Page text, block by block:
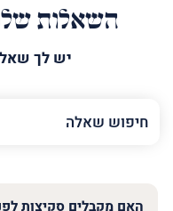
השאלות
יש לך
השם
שלך
האם מקבלים סקיצות